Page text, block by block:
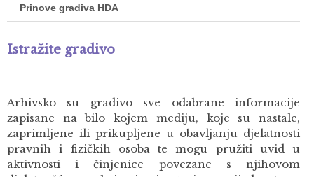
Prinove gradiva HDA
Istražite gradivo
Arhivsko su gradivo sve odabrane informacije
zapisane na bilo kojem mediju, koje su nastale,
zaprimljene ili prikupljene u obavljanju djelatnosti
pravnih i fizičkih osoba te mogu pružiti uvid u
aktivnosti i činjenice povezane s njihovom